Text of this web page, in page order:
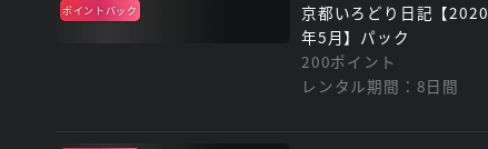
ポイントバック
京都いろどり日記【2020
年5月】パック
200ポイント
レンタル期間：8日間